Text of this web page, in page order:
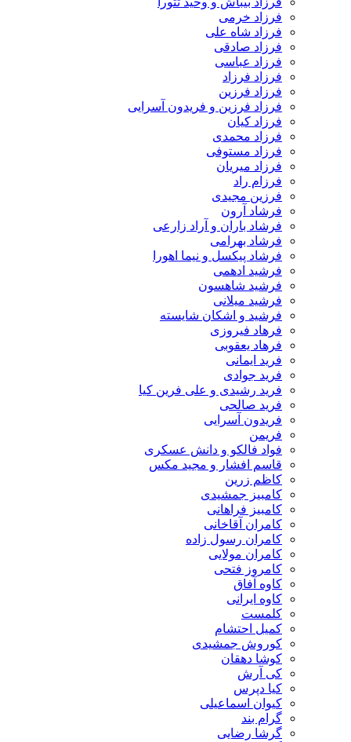
فرزاد خرمی
فرزاد شاه علی
فرزاد صادقی
فرزاد عباسی
فرزاد فرزاد
فرزاد فرزین
فرزاد فرزین و فریدون آسرایی
فرزاد کیان
فرزاد محمدی
فرزاد مستوفی
فرزاد میریان
فرزام راد
فرزین مجیدی
فرشاد آرون
فرشاد باران و آراد زارعی
فرشاد بهرامی
فرشاد پیکسل و نیما اهورا
فرشید ادهمی
فرشید شاهسون
فرشید میلانی
فرشید و اشکان شایسته
فرهاد فیروزی
فرهاد یعقوبی
فرید ایمانی
فرید جوادی
فرید رشیدی و علی فرین کیا
فرید صالحی
فریدون آسرایی
فواد فالکو و دانش عسکری
قاسم افشار و مجید مکس
کاظم زرین
کامبیز جمشیدی
کامبیز فراهانی
کامران آقاخانی
کامران رسول زاده
کامران مولایی
کامروز فتحی
کاوه آفاق
کاوه ایرانی
کلمست
کمیل احتشام
کوروش جمشیدی
کوشا دهقان
کی آرش
کیا دپرس
کیوان اسماعیلی
گرام بند
گرشا رضایی